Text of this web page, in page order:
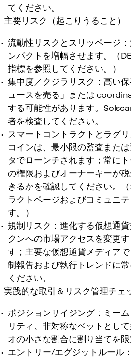
てください。
主要リスク（起こりうること）
流動性リスクとスリッページ
ンパクトを増幅させます。（
指標を参照してください。）
集中度／クジラリスク：高い
ュースを売る」または
する可能性があります。
者を検査してください。
スマートコントラクトとラグ
コインは、最小限の監査また
タでローンチされます；常に
の権限およびオーナーキーが
きるかを確認してください。
ラクトページおよびコミュニ
す。）
規制リスク：進化する仮想通
クンへの市場アクセスを変更
す；主要な仮想通貨メディア
制報告および執行トレンドに
ください。
実践的な取引＆リスク管理チェ
ポジションサイジング：ミー
リティ、非対称なベットとし
オの小さな割合に割り当てを限
エントリー/エグジットルール